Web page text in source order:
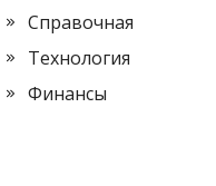
Справочная
Технология
Финансы